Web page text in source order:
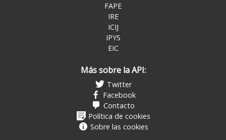
FAPE
IRE
ICIJ
IPYS
EIC
Más sobre la API:
Twitter
Facebook
Contacto
Política de cookies
Sobre las cookies